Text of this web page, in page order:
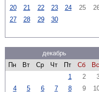
20
21 22 23 24 25
27
28 29 30
декабрь
Пн
Вт Ср Чт Пт Сб
Вс
1
2
4
5 6 7 8 9